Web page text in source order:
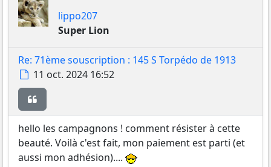
lippo207
Super Lion
Re: 71ème souscription : 145 S Torpédo de 1913
Message
11 oct. 2024 16:52
hello les campagnons ! comment résister à cette
beauté. Voilà c'est fait, mon paiement est parti (et
aussi mon adhésion)....